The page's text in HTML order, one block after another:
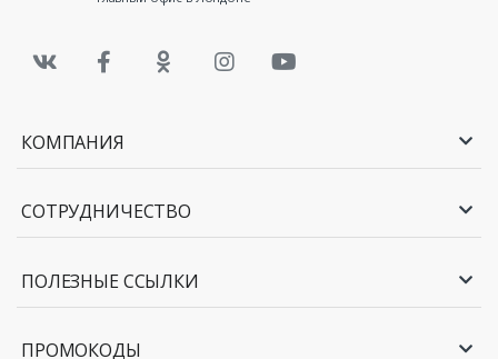
КОМПАНИЯ
СОТРУДНИЧЕСТВО
ПОЛЕЗНЫЕ ССЫЛКИ
ПРОМОКОДЫ